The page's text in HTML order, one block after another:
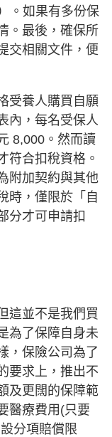
。如果有多份保
。最後，確保所
交相關文件，便
受養人購買自願
內，每名受保人
8,000。然而讀
符合扣稅資格。
附加契約與其他
時，僅限於「自
分才可申請扣
這並不是我們買
為了保障自身未
，保險公司為了
要求上，推出不
及更闊的保障範
醫療費用(只要
分項賠償限